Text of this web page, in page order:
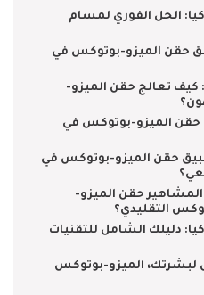
الحل الفوري لمسام
حقن الميزو-بوتوكس في
تعالج حقن الميزو-
حقن الميزو-بوتوكس في
حقن الميزو-بوتوكس في
المشاهير حقن الميزو-
التقليدي؟
دليلك الشامل للتقنيات
لبشرتك، الميزو-بوتوكس